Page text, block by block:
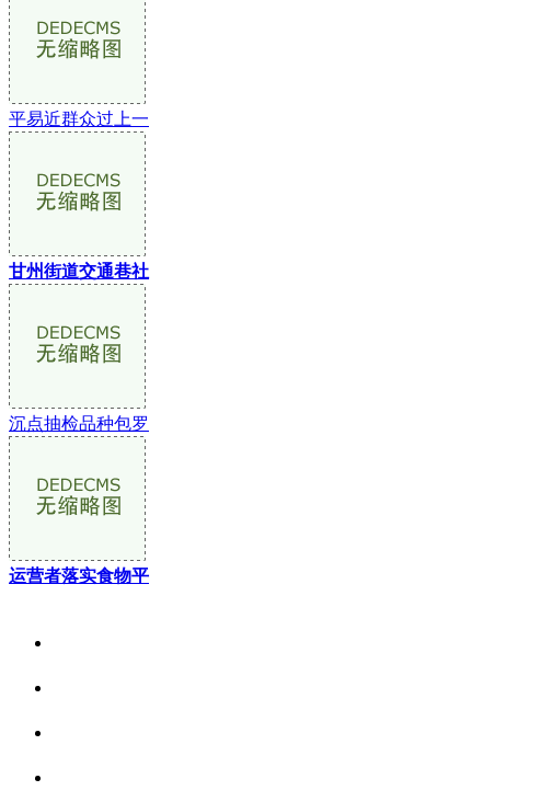
平易近群众过上一
甘州街道交通巷社
沉点抽检品种包罗
运营者落实食物平